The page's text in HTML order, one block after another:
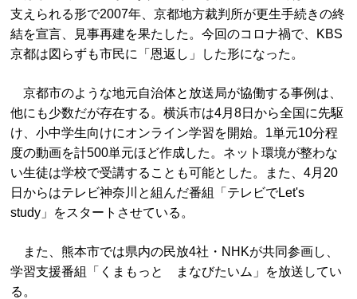
支えられる形で2007年、京都地方裁判所が更生手続きの終
結を宣言、見事再建を果たした。今回のコロナ禍で、KBS
京都は図らずも市民に「恩返し」した形になった。
京都市のような地元自治体と放送局が協働する事例は、
他にも少数だが存在する。横浜市は4月8日から全国に先駆
け、小中学生向けにオンライン学習を開始。1単元10分程
度の動画を計500単元ほど作成した。ネット環境が整わな
い生徒は学校で受講することも可能とした。また、4月20
日からはテレビ神奈川と組んだ番組「テレビでLet's
study」をスタートさせている。
また、熊本市では県内の民放4社・NHKが共同参画し、
学習支援番組「くまもっと まなびたいム」を放送してい
る。